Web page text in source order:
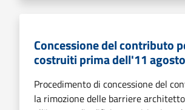
Concessione del contributo
costruiti prima dell'11
Procedimento di concessione del
la rimozione delle barriere